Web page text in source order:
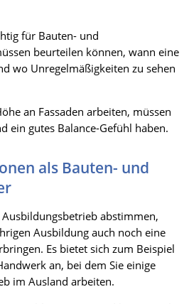
für Bauten- und
beurteilen können, wann eine
wo Unregelmäßigkeiten zu sehen
an Fassaden arbeiten, müssen
ein gutes Balance-Gefühl haben.
als Bauten- und
abstimmen,
Ausbildung auch noch eine
Es bietet sich zum Beispiel
an, bei dem Sie einige
im Ausland arbeiten.